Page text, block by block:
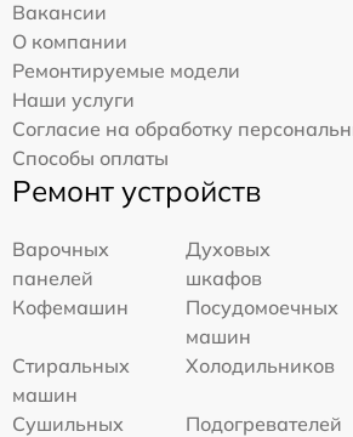
Вакансии
О компании
Ремонтируемые модели
Наши услуги
Согласие на обработку
Способы оплаты
Ремонт устройств
Варочных
панелей
Духовых
шкафов
Кофемашин
Посудомоечных
машин
Стиральных
машин
Холодильников
Сушильных
Подогревателей